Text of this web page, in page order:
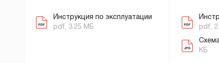
Инструкция по эксплуатации
pdf, 3.25 МБ
pdf,
КБ